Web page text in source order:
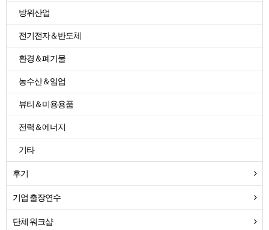
방위산업
전기전자＆반도체
환경＆폐기물
농수산＆임업
뷰티＆미용용품
전력＆에너지
기타
후기
기업 출장연수
단체 워크샵